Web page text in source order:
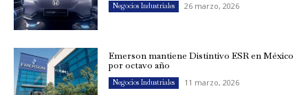
Negocios Industriales 26 marzo, 2026
Emerson mantiene Distintivo ESR en México
por octavo año
Negocios Industriales 11 marzo, 2026